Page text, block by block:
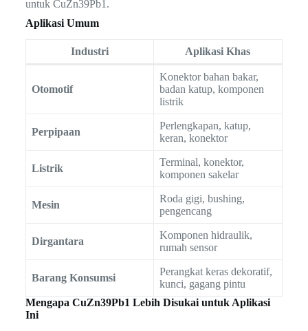
untuk CuZn39Pb1.
Aplikasi Umum
Industri Aplikasi Khas
Otomotif
Konektor bahan bakar,
badan katup, komponen
listrik
Perpipaan
Perlengkapan, katup,
keran, konektor
Listrik
Terminal, konektor,
komponen sakelar
Mesin
Roda gigi, bushing,
pengencang
Dirgantara
Komponen hidraulik,
rumah sensor
Barang Konsumsi
Perangkat keras dekoratif,
kunci, gagang pintu
Mengapa CuZn39Pb1 Lebih Disukai untuk Aplikasi
Ini